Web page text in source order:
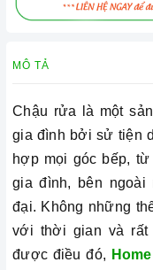
MÔ TẢ
Chậu rửa là một
gia đình bởi sử tiện
hợp mọi góc bếp,
gia đình, bên ngoài
đại. Không những
với thời gian và rất
được điều đó,